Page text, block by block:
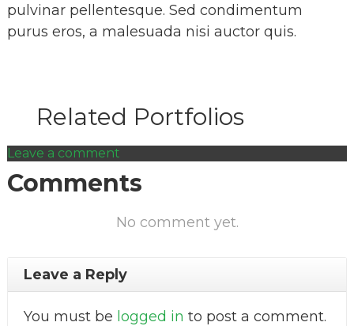
pulvinar pellentesque. Sed condimentum
purus eros, a malesuada nisi auctor quis.
Related Portfolios
Leave a comment
Comments
No comment yet.
Leave a Reply
You must be logged in to post a comment.